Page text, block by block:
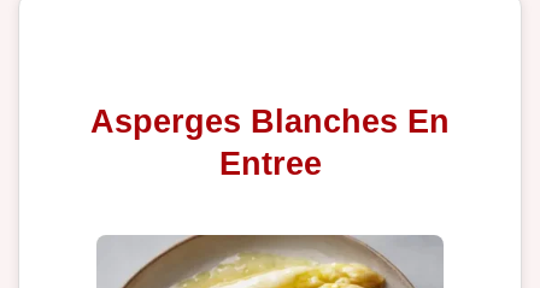
Asperges Blanches En
Entree